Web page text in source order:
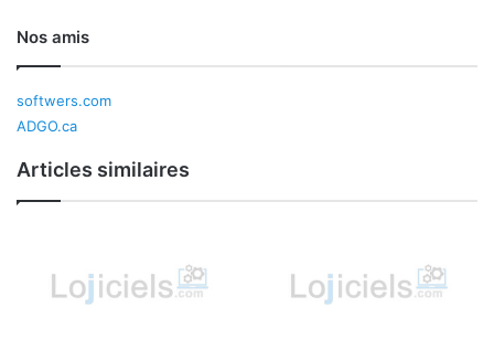
Nos amis
softwers.com
ADGO.ca
Articles similaires